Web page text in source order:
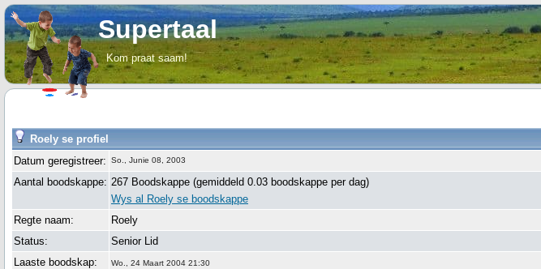
Supertaal
Kom praat saam!
Roely se profiel
Datum geregistreer:
So., Junie 08, 2003
Aantal boodskappe: 267 Boodskappe (gemiddeld 0.03 boodskappe per dag)
Wys al Roely se boodskappe
Regte naam:
Roely
Status:
Senior Lid
Laaste boodskap:
Wo., 24 Maart 2004 21:30